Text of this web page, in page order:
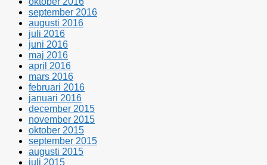
september 2016
augusti 2016
juli 2016
juni 2016
maj 2016
april 2016
mars 2016
februari 2016
januari 2016
december 2015
november 2015
oktober 2015
september 2015
augusti 2015
juli 2015